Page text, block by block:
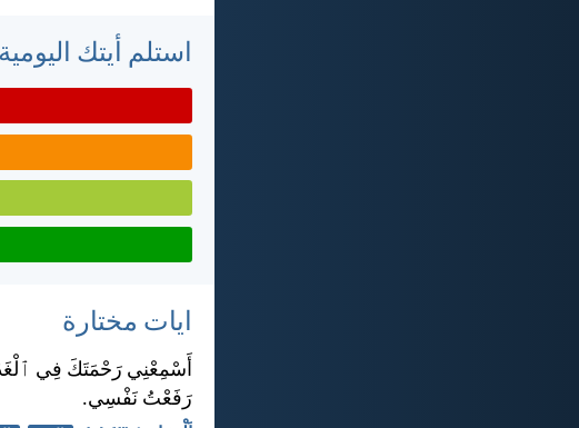
استلم أيتك
ايات مختارة
أَسْمِعْنِي رَحْمَتَكَ فِي
رَفَعْتُ نَفْسِي.